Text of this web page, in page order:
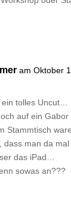
am Oktober
tolles Uncut…
auf ein Gabor
Stammtisch
dass man da
das iPad…
sowas an???